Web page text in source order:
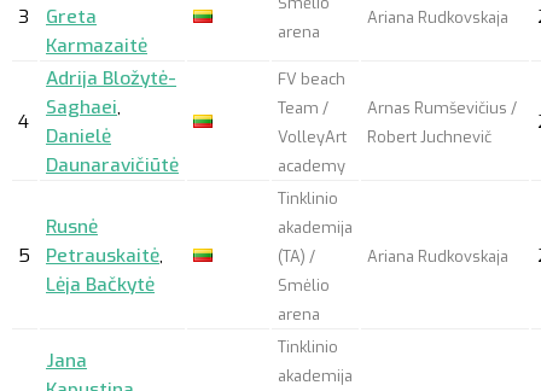
3
Greta
Karmazaitė
arena
Ariana Rudkovskaja
4
Adrija Bložytė-
Saghaei,
Danielė
Daunaravičiūtė
FV beach
Team /
VolleyArt
academy
Arnas Rumševičius /
Robert Juchnevič
5
Rusnė
Petrauskaitė,
Lėja Bačkytė
Tinklinio
akademija
(TA) /
Smėlio
arena
Ariana Rudkovskaja
Jana
Tinklinio
akademija